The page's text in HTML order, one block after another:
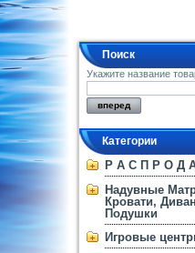
Поиск
Укажите название
Категории
Р А С П Р О Д
Надувные
Кровати,
Подушки
Игровые